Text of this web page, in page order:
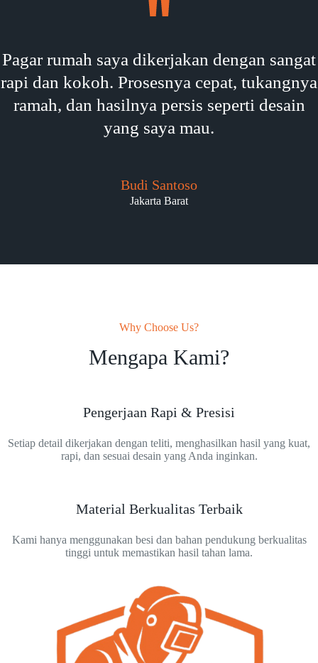
Pagar rumah saya dikerjakan dengan sangat
rapi dan kokoh. Prosesnya cepat, tukangnya
ramah, dan hasilnya persis seperti desain
yang saya mau.
Budi Santoso
Jakarta Barat
Why Choose Us?
Mengapa Kami?
Pengerjaan Rapi & Presisi
Setiap detail dikerjakan dengan teliti, menghasilkan hasil yang kuat,
rapi, dan sesuai desain yang Anda inginkan.
Material Berkualitas Terbaik
Kami hanya menggunakan besi dan bahan pendukung berkualitas
tinggi untuk memastikan hasil tahan lama.